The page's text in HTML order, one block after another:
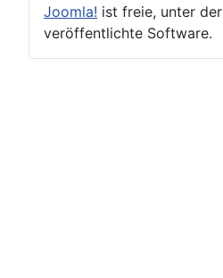
Joomla! ist freie, unter der
veröffentlichte Software.